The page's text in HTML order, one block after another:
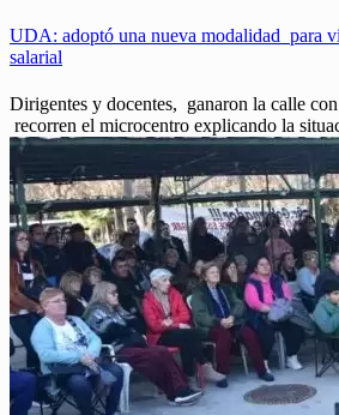
UDA: adoptó una nueva modalidad para
salarial
Dirigentes y docentes, ganaron la calle
recorren el microcentro explicando la